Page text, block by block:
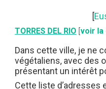
[
TORRES DEL RIO [voir la
Dans cette ville, je ne
végétaliens, avec des
présentant un intérêt
Cette liste